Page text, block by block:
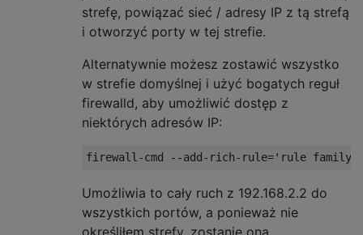
strefę, powiązać sieć / adresy IP z tą strefą
i otworzyć porty w tej strefie.
Alternatywnie możesz zostawić wszystko
w strefie domyślnej i użyć bogatych reguł
firewalld, aby umożliwić dostęp z
niektórych adresów IP:
Umożliwia to cały ruch z 192.168.2.2 do
wszystkich portów, a ponieważ nie
określiłem strefy, zostanie ona